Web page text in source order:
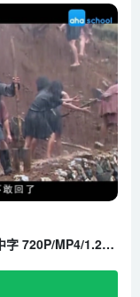
百科视频课程《非常历史课》全10集 国语中字 720P/MP4/1.2G 百度云网盘下载